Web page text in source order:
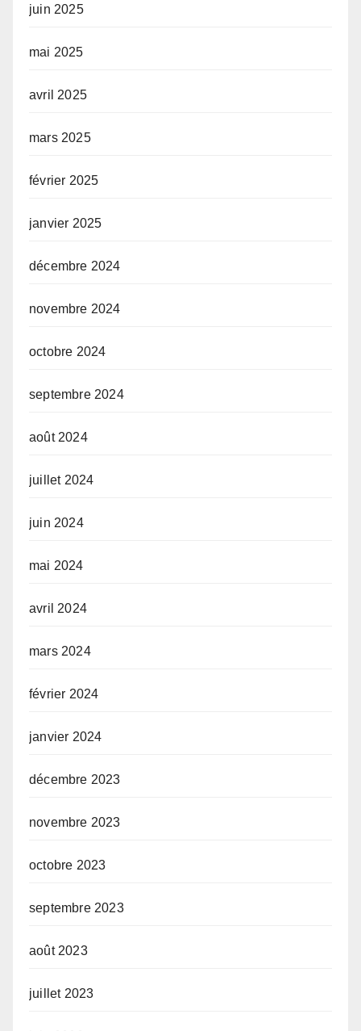
juin 2025
mai 2025
avril 2025
mars 2025
février 2025
janvier 2025
décembre 2024
novembre 2024
octobre 2024
septembre 2024
août 2024
juillet 2024
juin 2024
mai 2024
avril 2024
mars 2024
février 2024
janvier 2024
décembre 2023
novembre 2023
octobre 2023
septembre 2023
août 2023
juillet 2023